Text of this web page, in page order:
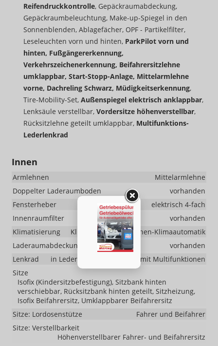
Reifendruckkontrolle, Gepäckraumabdeckung,
Gepäckraumbeleuchtung, Make-up-Spiegel in den
Sonnenblenden, Ablagefächer, OPF - Partikelfilter,
Leseleuchten vorn und hinten, ParkPilot vorn und
hinten, Fußgängererkennung,
Verkehrszeichenerkennung, Beifahrersitzlehne
umklappbar, Start-Stopp-Anlage, Mittelarmlehne
vorne, Dachreling Schwarz, Müdigkeitserkennung,
Tire-Mobility-Set, Außenspiegel elektrisch anklappbar,
Lenksäule verstellbar, Vordersitze höhenverstellbar,
Rücksitzlehne geteilt umklappbar, Multifunktions-
Lederlenkrad
Innen
Armlehnen
Mittelarmlehne
Doppelter Laderaumboden
vorhanden
Fensterheber
elektrisch 4-fach
Innenraumfilter
vorhanden
Klimatisierung
Klimaautomatik, 2-Zonen-Klimaautomatik
Laderaumabdeckung
vorhanden
Lenkrad
in Leder, höhenverstellbar, mit Multifunktionen
Sitze
Isofix (Kindersitzbefestigung), Sitzbank hinten
verschiebbar, Rücksitzbank hinten geteilt, Sitzheizung,
Isofix Beifahrersitz, Umklappbarer Beifahrersitz
Sitze: Lordosenstütze
Fahrer und Beifahrer
Sitze: Verstellbarkeit
Höhenverstellbarer Fahrer- und Beifahrersitz